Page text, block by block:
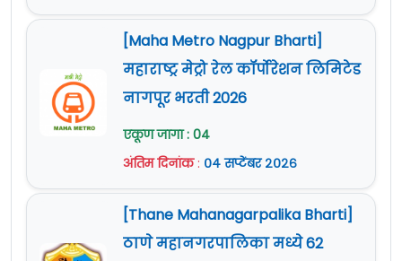
[Maha Metro Nagpur Bharti]
महाराष्ट्र मेट्रो रेल कॉर्पोरेशन लिमिटेड
नागपूर भरती 2026
एकूण जागा : 04
अंतिम दिनांक: ०४ सप्टेंबर २०२६
[Thane Mahanagarpalika Bharti]
ठाणे महानगरपालिका मध्ये 62